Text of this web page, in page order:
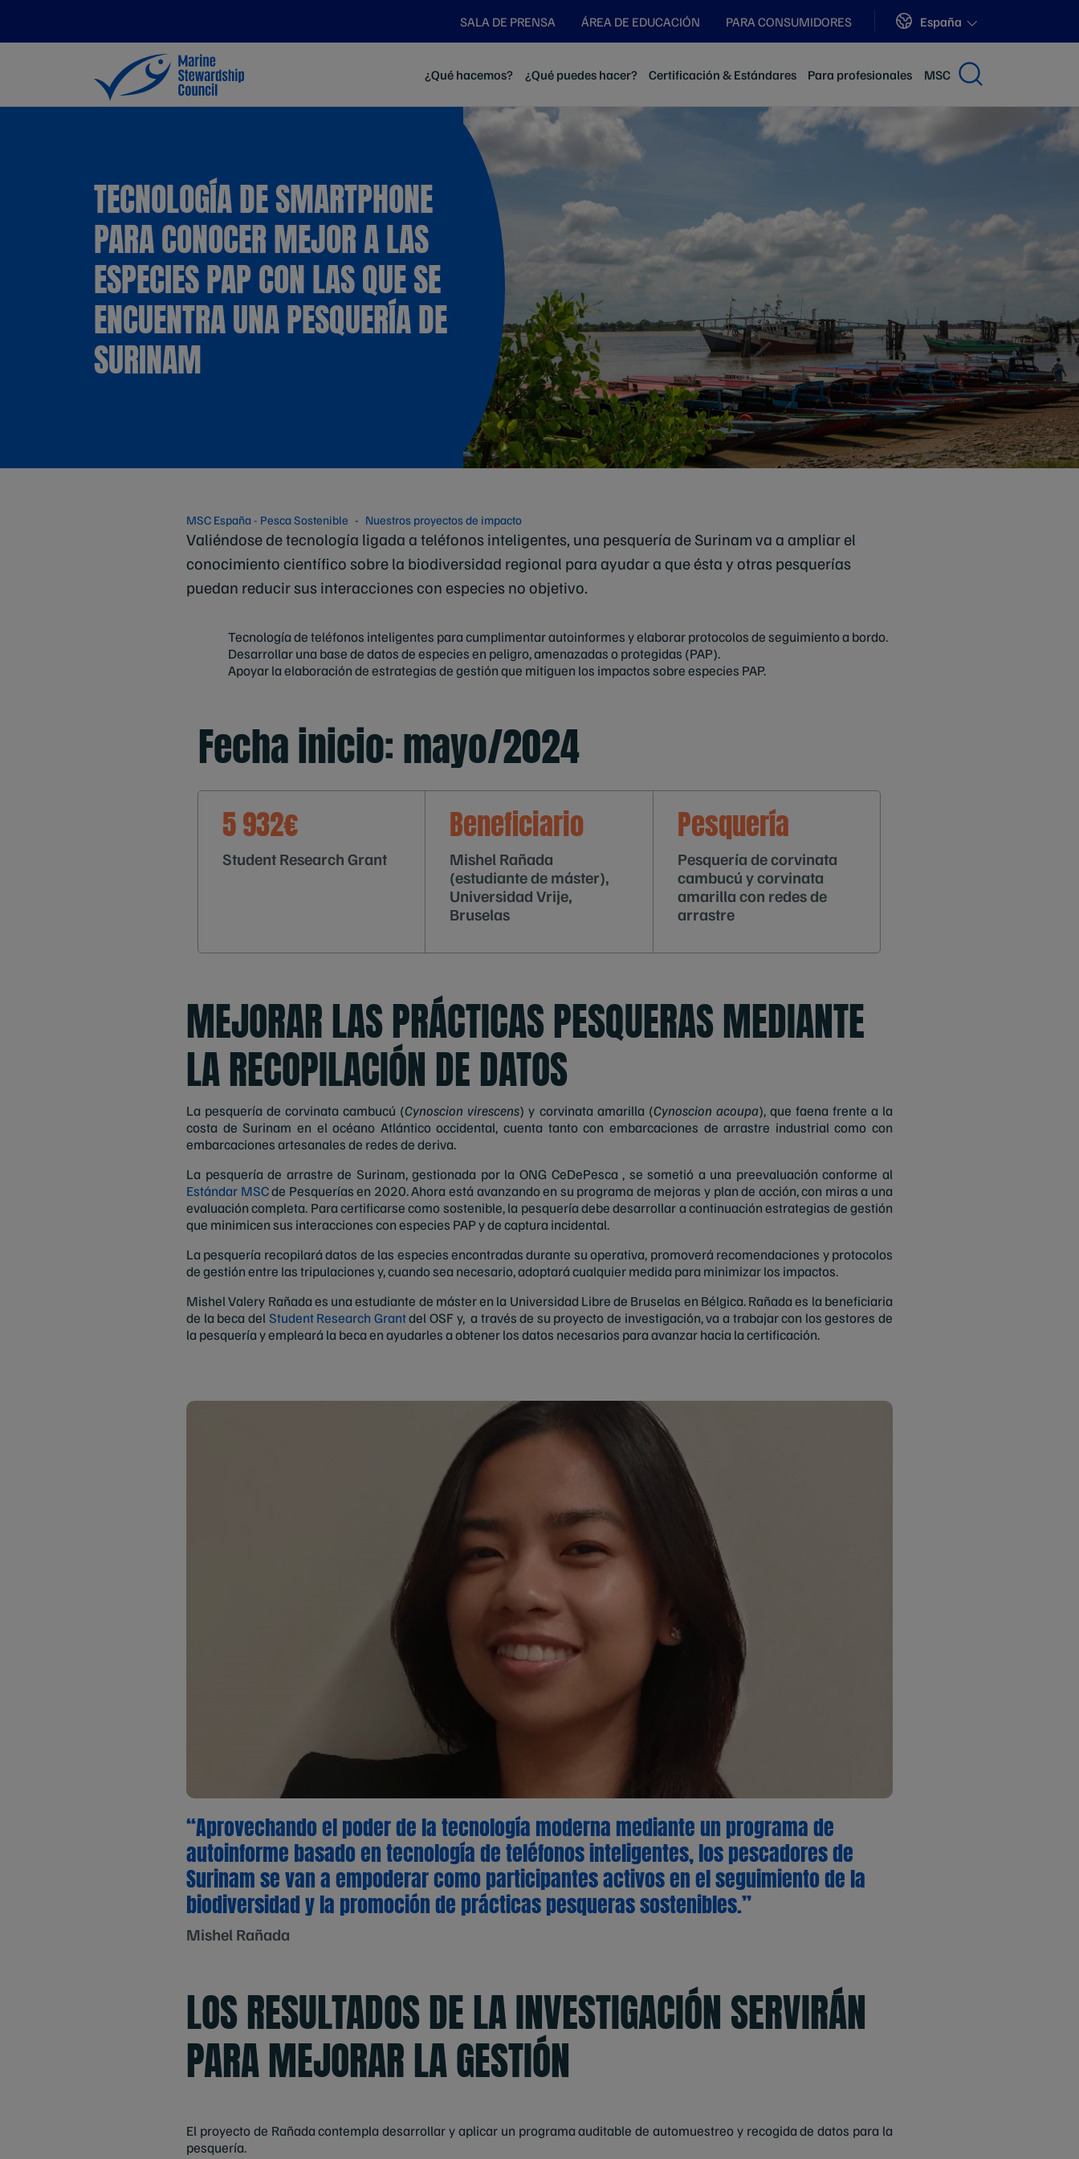
SALA DE PRENSA ÁREA DE EDUCACIÓN PARA CONSUMIDORES Sites
España
¿Qué hacemos? ¿Qué puedes hacer? Certificación & Estándares Para profesionales MSC
TECNOLOGÍA DE SMARTPHONE
PARA CONOCER MEJOR A LAS
ESPECIES PAP CON LAS QUE SE
ENCUENTRA UNA PESQUERÍA DE
SURINAM
MSC España - Pesca Sostenible Nuestros proyectos de impacto
Valiéndose de tecnología ligada a teléfonos inteligentes, una pesquería de Surinam va a ampliar el
conocimiento científico sobre la biodiversidad regional para ayudar a que ésta y otras pesquerías
puedan reducir sus interacciones con especies no objetivo.
Tecnología de teléfonos inteligentes para cumplimentar autoinformes y elaborar protocolos de seguimiento a bordo.
Desarrollar una base de datos de especies en peligro, amenazadas o protegidas (PAP).
Apoyar la elaboración de estrategias de gestión que mitiguen los impactos sobre especies PAP.
Fecha inicio: mayo/2024
5 932€
Student Research Grant
Beneficiario
Mishel Rañada
(estudiante de máster),
Universidad Vrije,
Bruselas
Pesquería
Pesquería de corvinata
cambucú y corvinata
amarilla con redes de
arrastre
MEJORAR LAS PRÁCTICAS PESQUERAS MEDIANTE
LA RECOPILACIÓN DE DATOS
La pesquería de corvinata cambucú (Cynoscion virescens) y corvinata amarilla (Cynoscion acoupa), que faena frente a la
costa de Surinam en el océano Atlántico occidental, cuenta tanto con embarcaciones de arrastre industrial como con
embarcaciones artesanales de redes de deriva.
La pesquería de arrastre de Surinam, gestionada por la ONG CeDePesca , se sometió a una preevaluación conforme al
Estándar MSCde Pesquerías en 2020. Ahora está avanzando en su programa de mejoras y plan de acción, con miras a una
evaluación completa. Para certificarse como sostenible, la pesquería debe desarrollar a continuación estrategias de gestión
que minimicen sus interacciones con especies PAP y de captura incidental.
La pesquería recopilará datos de las especies encontradas durante su operativa, promoverá recomendaciones y protocolos
de gestión entre las tripulaciones y, cuando sea necesario, adoptará cualquier medida para minimizar los impactos.
Mishel Valery Rañada es una estudiante de máster en la Universidad Libre de Bruselas en Bélgica. Rañada es la beneficiaria
de la beca del Student Research Grantdel OSF y, a través de su proyecto de investigación, va a trabajar con los gestores de
la pesquería y empleará la beca en ayudarles a obtener los datos necesarios para avanzar hacia la certificación.
“Aprovechando el poder de la tecnología moderna mediante un programa de
autoinforme basado en tecnología de teléfonos inteligentes, los pescadores de
Surinam se van a empoderar como participantes activos en el seguimiento de la
biodiversidad y la promoción de prácticas pesqueras sostenibles.”
Mishel Rañada
LOS RESULTADOS DE LA INVESTIGACIÓN SERVIRÁN
PARA MEJORAR LA GESTIÓN
El proyecto de Rañada contempla desarrollar y aplicar un programa auditable de automuestreo y recogida de datos para la
pesquería.